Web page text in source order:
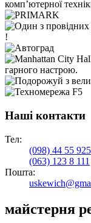
Наші контакти
Тел:
(098) 44 55 925
(063) 123 8 111
Пошта:
майстерня